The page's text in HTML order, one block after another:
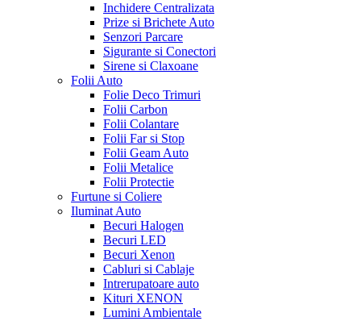
Inchidere Centralizata
Prize si Brichete Auto
Senzori Parcare
Sigurante si Conectori
Sirene si Claxoane
Folii Auto
Folie Deco Trimuri
Folii Carbon
Folii Colantare
Folii Far si Stop
Folii Geam Auto
Folii Metalice
Folii Protectie
Furtune si Coliere
Iluminat Auto
Becuri Halogen
Becuri LED
Becuri Xenon
Cabluri si Cablaje
Intrerupatoare auto
Kituri XENON
Lumini Ambientale